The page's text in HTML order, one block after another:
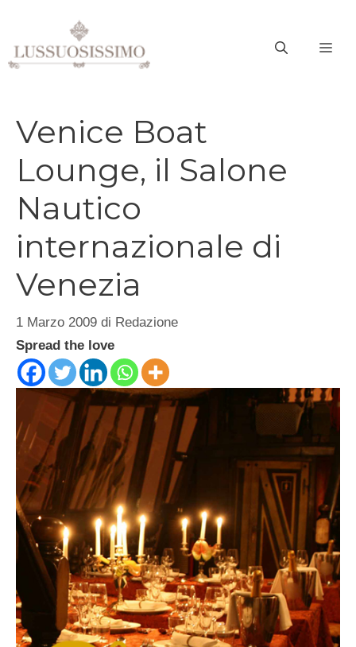
contenuto
Venice Boat
Lounge, il Salone
Nautico
internazionale di
Venezia
1 Marzo 2009 di Redazione
Spread the love